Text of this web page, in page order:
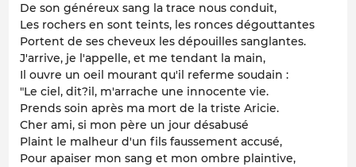
De son généreux sang la trace nous conduit,
Les rochers en sont teints, les ronces dégouttantes
Portent de ses cheveux les dépouilles sanglantes.
J'arrive, je l'appelle, et me tendant la main,
Il ouvre un oeil mourant qu'il referme soudain :
"Le ciel, dit?il, m'arrache une innocente vie.
Prends soin après ma mort de la triste Aricie.
Cher ami, si mon père un jour désabusé
Plaint le malheur d'un fils faussement accusé,
Pour apaiser mon sang et mon ombre plaintive,